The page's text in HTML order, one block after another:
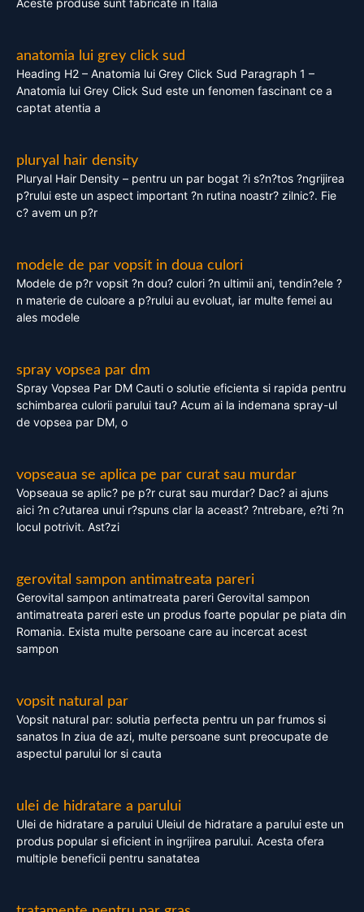
Aceste produse sunt fabricate in Italia
anatomia lui grey click sud
Heading H2 – Anatomia lui Grey Click Sud Paragraph 1 –
Anatomia lui Grey Click Sud este un fenomen fascinant ce a
captat atentia a
pluryal hair density
Pluryal Hair Density – pentru un par bogat ?i s?n?tos ?ngrijirea
p?rului este un aspect important ?n rutina noastr? zilnic?. Fie
c? avem un p?r
modele de par vopsit in doua culori
Modele de p?r vopsit ?n dou? culori ?n ultimii ani, tendin?ele ?
n materie de culoare a p?rului au evoluat, iar multe femei au
ales modele
spray vopsea par dm
Spray Vopsea Par DM Cauti o solutie eficienta si rapida pentru
schimbarea culorii parului tau? Acum ai la indemana spray-ul
de vopsea par DM, o
vopseaua se aplica pe par curat sau murdar
Vopseaua se aplic? pe p?r curat sau murdar? Dac? ai ajuns
aici ?n c?utarea unui r?spuns clar la aceast? ?ntrebare, e?ti ?n
locul potrivit. Ast?zi
gerovital sampon antimatreata pareri
Gerovital sampon antimatreata pareri Gerovital sampon
antimatreata pareri este un produs foarte popular pe piata din
Romania. Exista multe persoane care au incercat acest
sampon
vopsit natural par
Vopsit natural par: solutia perfecta pentru un par frumos si
sanatos In ziua de azi, multe persoane sunt preocupate de
aspectul parului lor si cauta
ulei de hidratare a parului
Ulei de hidratare a parului Uleiul de hidratare a parului este un
produs popular si eficient in ingrijirea parului. Acesta ofera
multiple beneficii pentru sanatatea